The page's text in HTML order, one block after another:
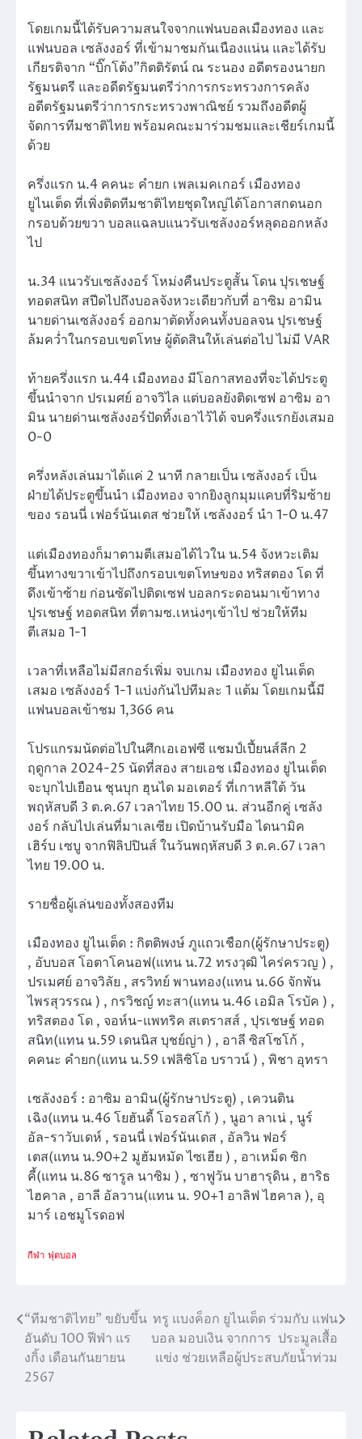
โดยเกมนี้ได้รับความสนใจจากแฟนบอลเมืองทอง และ
แฟนบอล เซลังงอร์ ที่เข้ามาชมกันเนืองแน่น และได้รับ
เกียรติจาก “บิ๊กโต้ง”กิตติรัตน์ ณ ระนอง อดีตรองนายก
รัฐมนตรี และอดีตรัฐมนตรีว่าการกระทรวงการคลัง
อดีตรัฐมนตรีว่าการกระทรวงพาณิชย์ รวมถึงอดีตผู้
จัดการทีมชาติไทย พร้อมคณะมาร่วมชมและเชียร์เกมนี้
ด้วย
ครึ่งแรก น.4 คคนะ คำยก เพลเมคเกอร์ เมืองทอง
ยูไนเต็ด ที่เพิ่งติดทีมชาติไทยชุดใหญ่ได้โอกาสกดนอก
กรอบด้วยขวา บอลแฉลบแนวรับเซลังงอร์หลุดออกหลัง
ไป
น.34 แนวรับเซลังงอร์ โหม่งคืนประตูสั้น โดน ปุรเชษฐ์
ทอดสนิท สปีดไปถึงบอลจังหวะเดียวกับที่ อาซิม อามิน
นายด่านเซลังงอร์ ออกมาตัดทั้งคนทั้งบอลจน ปุรเชษฐ์
ล้มคว่ำในกรอบเขตโทษ ผู้ตัดสินให้เล่นต่อไป ไม่มี VAR
ท้ายครึ่งแรก น.44 เมืองทอง มีโอกาสทองที่จะได้ประตู
ขึ้นนำจาก ปรเมศย์ อาจวิไล แต่บอลยังติดเซฟ อาซิม อา
มิน นายด่านเซลังงอร์ปัดทิ้งเอาไว้ได้ จบครึ่งแรกยังเสมอ
0-0
ครึ่งหลังเล่นมาได้แค่ 2 นาที กลายเป็น เซลังงอร์ เป็น
ฝ่ายได้ประตูขึ้นนำ เมืองทอง จากยิงลูกมุมแคบที่ริมซ้าย
ของ รอนนี่ เฟอร์นันเดส ช่วยให้ เซลังงอร์ นำ 1-0 น.47
แต่เมืองทองก็มาตามตีเสมอได้ไวใน น.54 จังหวะเติม
ขึ้นทางขวาเข้าไปถึงกรอบเขตโทษของ ทริสตอง โด ที่
ดึงเข้าซ้าย ก่อนซัดไปติดเซฟ บอลกระดอนมาเข้าทาง
ปุรเชษฐ์ ทอดสนิท ที่ตามซ.เหน่งๆเข้าไป ช่วยให้ทีม
ตีเสมอ 1-1
เวลาที่เหลือไม่มีสกอร์เพิ่ม จบเกม เมืองทอง ยูไนเต็ด
เสมอ เซลังงอร์ 1-1 แบ่งกันไปทีมละ 1 แต้ม โดยเกมนี้มี
แฟนบอลเข้าชม 1,366 คน
โปรแกรมนัดต่อไปในศึกเอเอฟซี แชมป์เปี้ยนส์ลีก 2
ฤดูกาล 2024-25 นัดที่สอง สายเอช เมืองทอง ยูไนเต็ด
จะบุกไปเยือน ชุนบุก ฮุนได มอเตอร์ ที่เกาหลีใต้ วัน
พฤหัสบดี 3 ต.ค.67 เวลาไทย 15.00 น. ส่วนอีกคู่ เซลัง
งอร์ กลับไปเล่นที่มาเลเซีย เปิดบ้านรับมือ ไดนามิค
เฮิร์บ เซบู จากฟิลิปปินส์ ในวันพฤหัสบดี 3 ต.ค.67 เวลา
ไทย 19.00 น.
รายชื่อผู้เล่นของทั้งสองทีม
เมืองทอง ยูไนเต็ด : กิตติพงษ์ ภูแถวเชือก(ผู้รักษาประตู)
, อับบอส โอตาโคนอฟ(แทน น.72 ทรงวุฒิ ไคร่ครวญ ) ,
ปรเมศย์ อาจวิลัย , สรวิทย์ พานทอง(แทน น.66 จักพัน
ไพรสุวรรณ ) , กรวิชญ์ ทะสา(แทน น.46 เอมิล โรบัค ) ,
ทริสตอง โด , จอห์น-แพทริค สเตราสส์ , ปุรเชษฐ์ ทอด
สนิท(แทน น.59 เดนนิส บุชย์ญ่า ) , อาลี ซิสโซโก้ ,
คคนะ คำยก(แทน น.59 เฟลิซิโอ บราวน์ ) , พิชา อุทรา
เซลังงอร์ : อาซิม อามิน(ผู้รักษาประตู) , เควนติน
เฉิง(แทน น.46 โยฮันดี้ โอรอสโก้ ) , นูอา ลาเน่ , นูร์
อัล-ราวับเดห์ , รอนนี่ เฟอร์นันเดส , อัลวิน ฟอร์
เตส(แทน น.90+2 มูฮัมหมัด ไซเฮีย ) , อาเหม็ด ซิก
คี้(แทน น.86 ซารูล นาซิม ) , ซาฟูวัน บาฮารุดิน , ฮาริธ
ไฮคาล , อาลี อัลวาน(แทน น. 90+1 อาลิฟ ไฮคาล ), อุ
มาร์ เอชมูโรดอฟ
กีฬา ฟุตบอล
แนะแนว
เรื่อง
“ทีมชาติไทย” ขยับขึ้น
อันดับ 100 ฟีฟ่า แร
งกิ้ง เดือนกันยายน
2567
ทรู แบงค็อก ยูไนเต็ด ร่วมกับ แฟน
บอล มอบเงิน จากการ ประมูลเสื้อ
แข่ง ช่วยเหลือผู้ประสบภัยน้ำท่วม